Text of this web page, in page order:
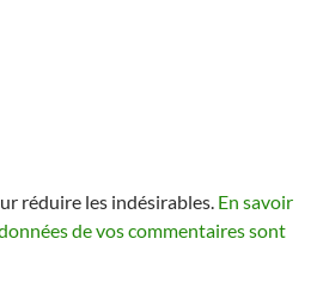
réduire les indésirables. En savoir
de vos commentaires sont